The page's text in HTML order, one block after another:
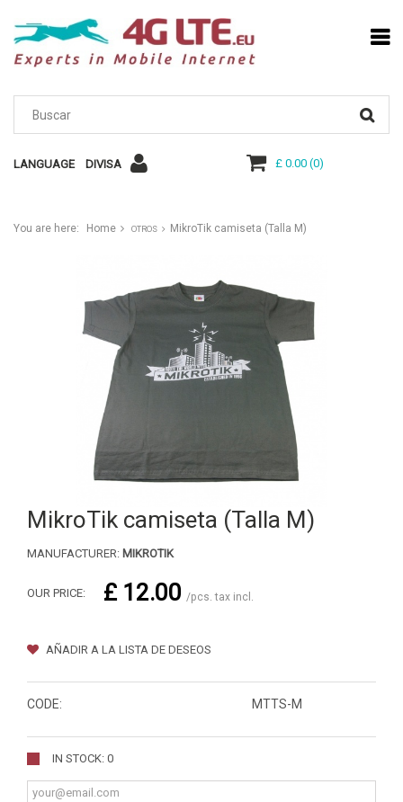
LANGUAGE DIVISA £ 0.00(0)
You are here: Home OTROS MikroTik camiseta (Talla M)
MikroTik camiseta (Talla M)
MANUFACTURER: MIKROTIK
OUR PRICE: £ 12.00 /pcs. tax incl.
AÑADIR A LA LISTA DE DESEOS
CODE: MTTS-M
IN STOCK: 0